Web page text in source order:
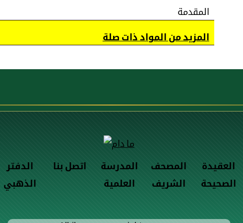
المقدمة
المزيد من المواد ذات صلة
الدفتر
الذهبي
اتصل بنا
المدرسة
العلمية
المصحف
الشريف
العقيدة
الصحيحة